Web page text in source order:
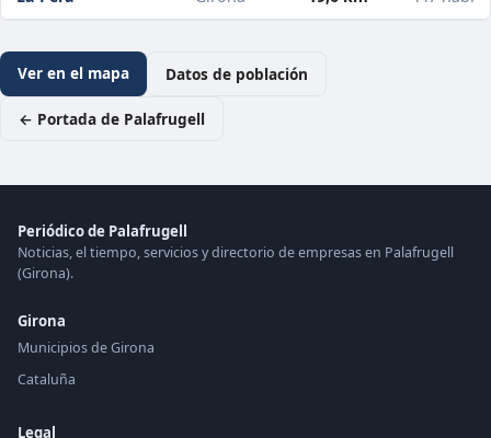
Ver en el mapa Datos de población
← Portada de Palafrugell
Periódico de Palafrugell
Noticias, el tiempo, servicios y directorio de empresas en Palafrugell
(Girona).
Girona
Municipios de Girona
Cataluña
Legal